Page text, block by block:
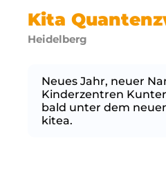
Kita
Heidelberg
Neues Jahr, neuer
Kinderzentren
bald unter dem
kitea.